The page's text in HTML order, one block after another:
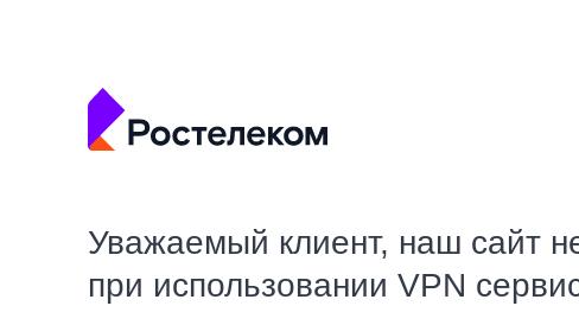
Уважаемый клиент, наш сайт
при использовании VPN